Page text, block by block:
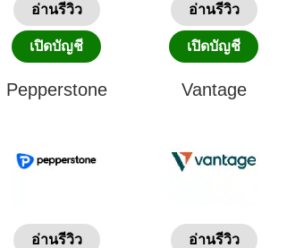
อ่านรีวิว
เปิดบัญชี
อ่านรีวิว
เปิดบัญชี
Pepperstone
อ่านรีวิว
Vantage
อ่านรีวิว